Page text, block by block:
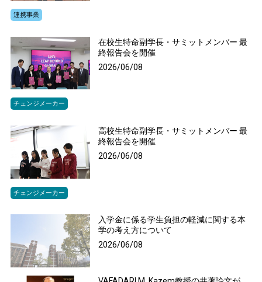
連携事業
在校生特命副学長・サミットメンバー 最
終報告会を開催
2026/06/08
チェンジメーカー
高校生特命副学長・サミットメンバー 最
終報告会を開催
2026/06/08
チェンジメーカー
入学金に係る学生負担の軽減に関する本
学の考え方について
2026/06/08